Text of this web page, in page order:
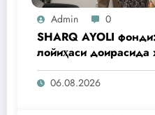
Admin 0
SHARQ AYOLI
лойиҳаси доирасида
операциялари
06.08.2026